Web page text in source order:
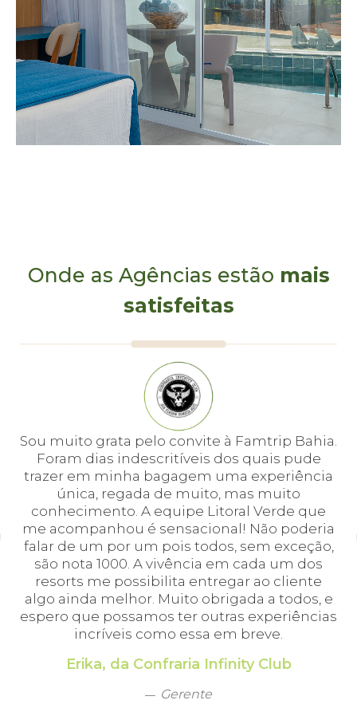
Onde as Agências estão mais
satisfeitas
Sou muito grata pelo convite à Famtrip Bahia.
Foram dias indescritíveis dos quais pude
trazer em minha bagagem uma experiência
única, regada de muito, mas muito
conhecimento. A equipe Litoral Verde que
me acompanhou é sensacional! Não poderia
falar de um por um pois todos, sem exceção,
são nota 1000. A vivência em cada um dos
resorts me possibilita entregar ao cliente
algo ainda melhor. Muito obrigada a todos, e
espero que possamos ter outras experiências
incríveis como essa em breve.
Erika, da Confraria Infinity Club
Gerente